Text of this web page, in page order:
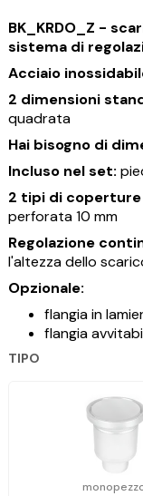
BK_KRDO_Z -
sistema di
Acciaio
2 dimensioni
quadrata
Hai bisogno di
Incluso nel set:
2 tipi di coperture
perforata 10 mm
Regolazione
l'altezza dello
Opzionale:
flangia in
flangia
TIPO